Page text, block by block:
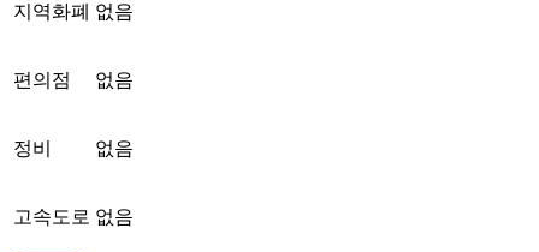
지역화폐 없음
편의점 없음
정비 없음
고속도로 없음